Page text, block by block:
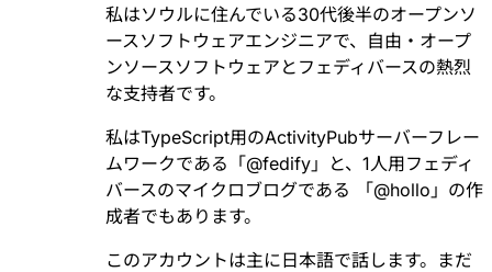
私はソウルに住んでいる30代後半のオープンソ
ースソフトウェアエンジニアで、自由・オープ
ンソースソフトウェアとフェディバースの熱烈
な支持者です。
私はTypeScript用のActivityPubサーバーフレー
ムワークである「@fedify 」と、1人用フェディ
バースのマイクロブログである 「@hollo 」の作
成者でもあります。
このアカウントは主に日本語で話します。まだ